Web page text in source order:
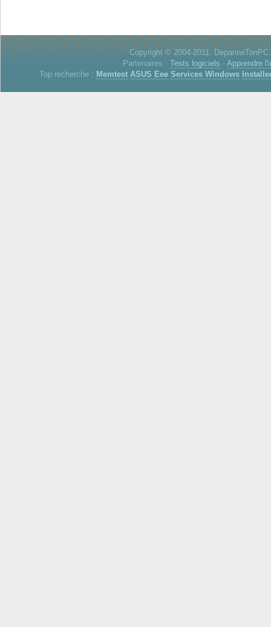
Copyright © 2004-2011.
Partenaires : Tests logiciels - Apprendre
Top recherche : Memtest ASUS Eee Services Windows